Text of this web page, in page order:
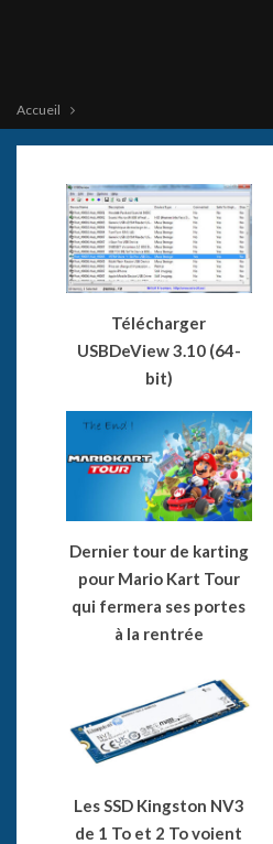
Accueil
Télécharger
USBDeView 3.10 (64-
bit)
Dernier tour de karting
pour Mario Kart Tour
qui fermera ses portes
à la rentrée
Les SSD Kingston NV3
de 1 To et 2 To voient